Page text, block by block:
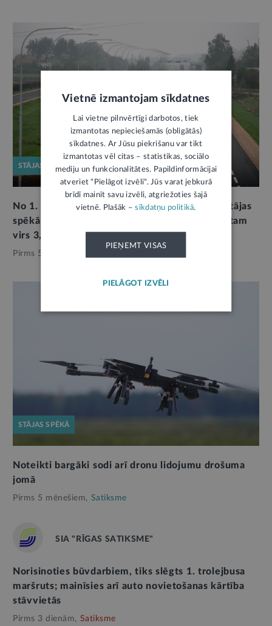
STĀJAS SPĒKĀ
No 1. marta paplašināts maksas ceļu tīkls un stājas
spēkā vinješu likmju izmaiņas kravas transportam
virs 3,5 tonnām
Pirms 5 mēnešiem,
STĀJAS SPĒKĀ
Noteikti bargāki sodi arī dronu lidojumu drošuma
jomā
Pirms 5 mēnešiem, Satiksme
SIA "RĪGAS SATIKSME"
Norisinoties būvdarbiem, tiks slēgts 1. trolejbusa
maršruts; mainīsies arī auto novietošanas kārtība
stāvvietās
Pirms 3 dienām, Satiksme
Vietnē izmantojam sīkdatnes
Lai vietne pilnvērtīgi darbotos, tiek
izmantotas nepieciešamās (obligātās)
sīkdatnes. Ar Jūsu piekrišanu var tikt
izmantotas vēl citas – statistikas, sociālo
mediju un funkcionalitātes. Papildinformācijai
atveriet "Pielāgot izvēli". Jūs varat jebkurā
brīdī mainīt savu izvēli, atgriežoties šajā
vietnē. Plašāk –sīkdatņu politikā.
PIEŅEMT VISAS
PIELĀGOT IZVĒLI